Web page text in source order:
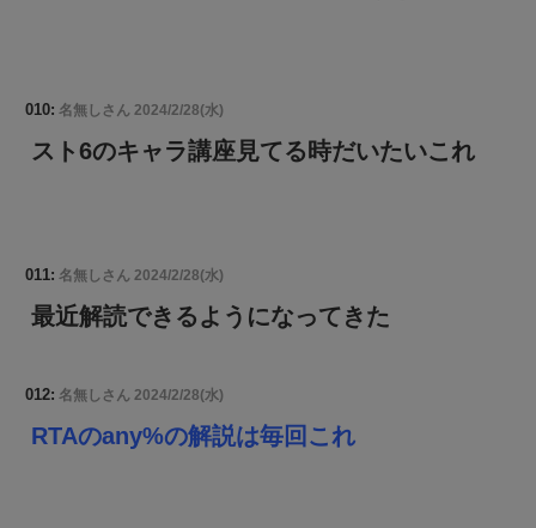
010: 名無しさん 2024/2/28(水)
スト6のキャラ講座見てる時だいたいこれ
011: 名無しさん 2024/2/28(水)
最近解読できるようになってきた
012: 名無しさん 2024/2/28(水)
RTAのany%の解説は毎回これ